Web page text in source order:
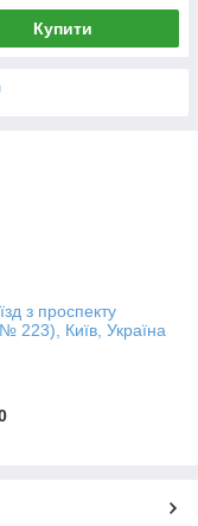
Купити
з проспекту
223), Київ, Україна